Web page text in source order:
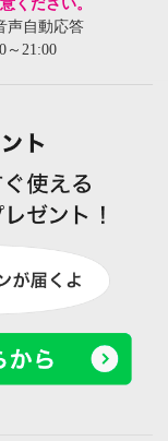
ください。
声自動応答
～21:00